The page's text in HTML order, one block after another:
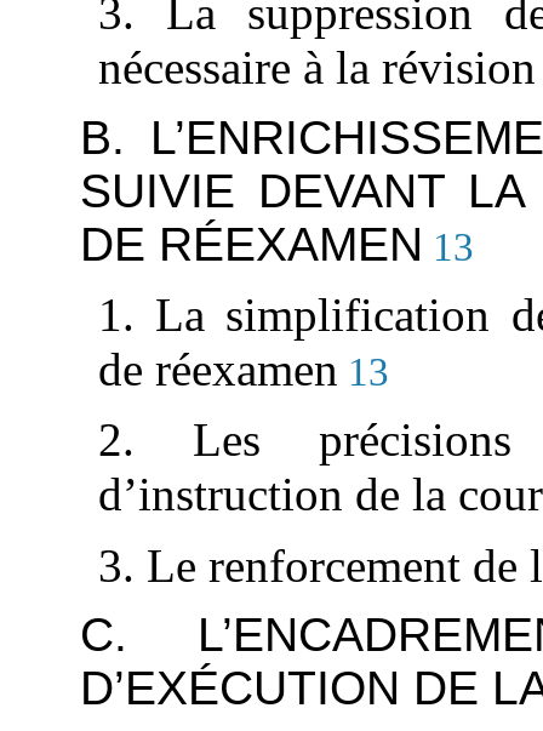
3. La suppression
nécessaire à la révision
B.
SUIVIE DEVANT
DE RÉEXAMEN 13
1. La simplification
de réexamen 13
2. Les précisions
d’instruction de la cour
3. Le renforcement de
C.
D’EXÉCUTION DE